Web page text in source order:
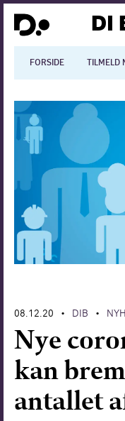
DI
FORSIDE TILMELD
Dansk økonomi
Digitalisering
International
Arbejdsmiljø
Arbejdsmarkedet
Europapolitik
Forskning
08.12.20 • DIB •
Nye
kan
antallet